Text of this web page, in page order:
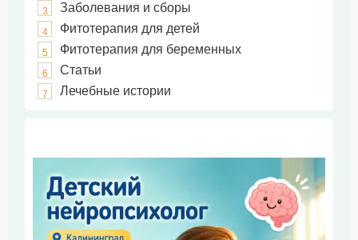
3 Заболевания и сборы
4 Фитотерапия для детей
5 Фитотерапия для беременных
6 Статьи
7 Лечебные истории